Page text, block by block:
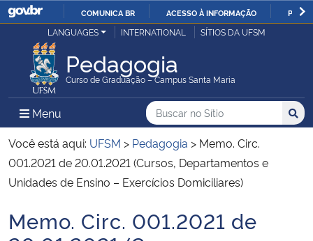
IR
O
COMUNICA BR ACESSO À INFORMAÇÃO
Ministério da Justiça e Segurança Pública
Ministério da Defesa
Ministério das Relações Exteriores
Ministério da Economia
Ministério da Infraestrutura
LANGUAGES INTERNATIONAL SÍTIOS DA UFSM
Pedagogia
Curso de Graduação – Campus Santa Maria
Menu Menu Principal do Sítio
Busca
Buscar no no Sítio
Busca:
Você está aqui: UFSM > Pedagogia > Memo. Circ.
001.2021 de 20.01.2021 (Cursos, Departamentos e
Unidades de Ensino – Exercícios Domiciliares)
Início do conteúdo
Memo. Circ. 001.2021 de